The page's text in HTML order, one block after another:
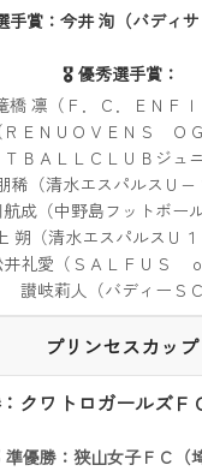
手賞：今井 洵（バディサ
🎖️ 優秀選手賞：
橋 凛（Ｆ．Ｃ．ＥＮＦＩ
ＲＥＮＵＯＶＥＮＳ Ｏ
ＴＢＡＬＬＣＬＵＢジュニ
稀（清水エスパルスＵ−
成（中野島フットボー
朔（清水エスパルスＵ１
礼愛（ＳＡＬＦＵＳ ｏ
讃岐莉人（バディーＳＣ
プリンセスカップ
クワトロガールズＦ
準優勝：狭山女子ＦＣ（